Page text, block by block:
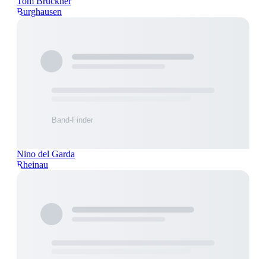
Burghausen
Nino del Garda
Rheinau